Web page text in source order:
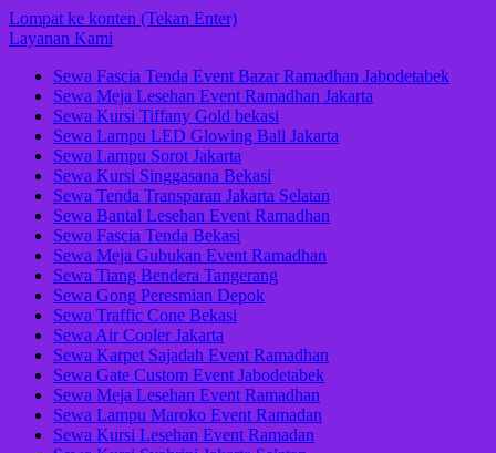
Lompat ke konten (Tekan Enter)
Layanan Kami
Sewa Fascia Tenda Event Bazar Ramadhan Jabodetabek
Sewa Meja Lesehan Event Ramadhan Jakarta
Sewa Kursi Tiffany Gold bekasi
Sewa Lampu LED Glowing Ball Jakarta
Sewa Lampu Sorot Jakarta
Sewa Kursi Singgasana Bekasi
Sewa Tenda Transparan Jakarta Selatan
Sewa Bantal Lesehan Event Ramadhan
Sewa Fascia Tenda Bekasi
Sewa Meja Gubukan Event Ramadhan
Sewa Tiang Bendera Tangerang
Sewa Gong Peresmian Depok
Sewa Traffic Cone Bekasi
Sewa Air Cooler Jakarta
Sewa Karpet Sajadah Event Ramadhan
Sewa Gate Custom Event Jabodetabek
Sewa Meja Lesehan Event Ramadhan
Sewa Lampu Maroko Event Ramadan
Sewa Kursi Lesehan Event Ramadan